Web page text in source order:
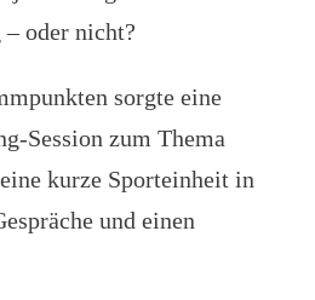
oder nicht?
sorgte eine
Session zum Thema
kurze Sporteinheit in
und einen